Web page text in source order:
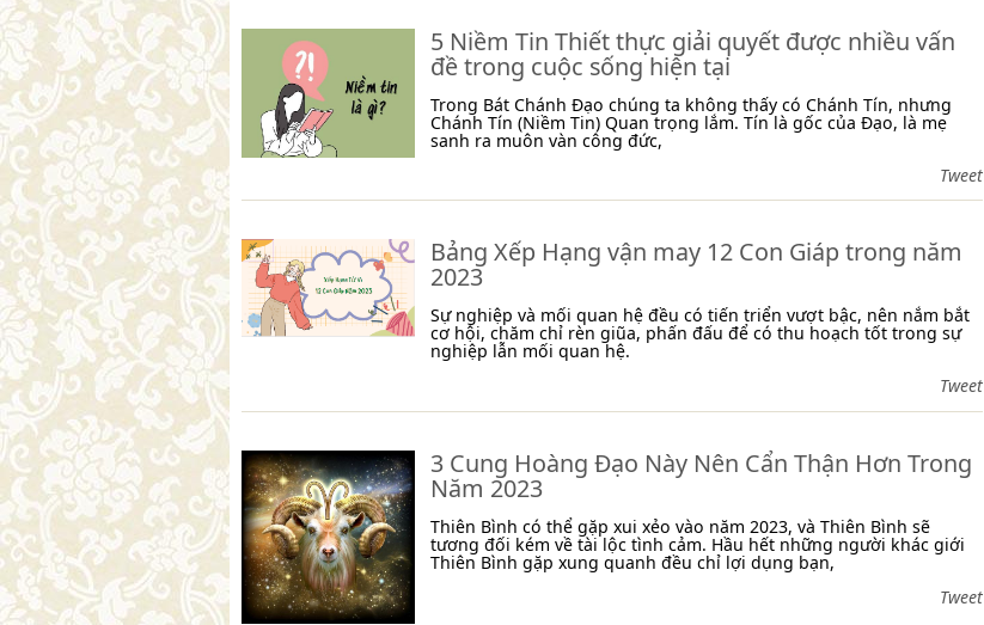
5 Niềm Tin Thiết thực giải quyết được nhiều vấn
đề trong cuộc sống hiện tại
Trong Bát Chánh Đạo chúng ta không thấy có Chánh Tín, nhưng
Chánh Tín (Niềm Tin) Quan trọng lắm. Tín là gốc của Đạo, là mẹ
sanh ra muôn vàn công đức,
Tweet
Bảng Xếp Hạng vận may 12 Con Giáp trong năm
2023
Sự nghiệp và mối quan hệ đều có tiến triển vượt bậc, nên nắm bắt
cơ hội, chăm chỉ rèn giũa, phấn đấu để có thu hoạch tốt trong sự
nghiệp lẫn mối quan hệ.
Tweet
3 Cung Hoàng Đạo Này Nên Cẩn Thận Hơn Trong
Năm 2023
Thiên Bình có thể gặp xui xẻo vào năm 2023, và Thiên Bình sẽ
tương đối kém về tài lộc tình cảm. Hầu hết những người khác giới
Thiên Bình gặp xung quanh đều chỉ lợi dụng bạn,
Tweet